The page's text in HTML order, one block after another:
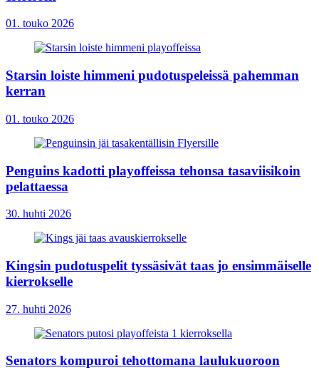
01. touko 2026
Starsin loiste himmeni pudotuspeleissä pahemman
kerran
01. touko 2026
Penguins kadotti playoffeissa tehonsa tasaviisikoin
pelattaessa
30. huhti 2026
Kingsin pudotuspelit tyssäsivät taas jo ensimmäiselle
kierrokselle
27. huhti 2026
Senators kompuroi tehottomana laulukuoroon